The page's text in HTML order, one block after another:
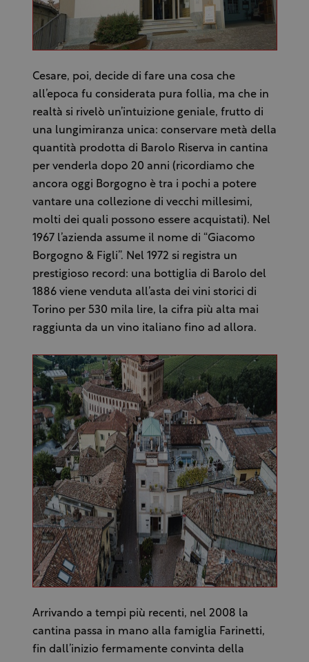
Cesare, poi, decide di fare una cosa che
all’epoca fu considerata pura follia, ma che in
realtà si rivelò un’intuizione geniale, frutto di
una lungimiranza unica: conservare metà della
quantità prodotta di Barolo Riserva in cantina
per venderla dopo 20 anni (ricordiamo che
ancora oggi Borgogno è tra i pochi a potere
vantare una collezione di vecchi millesimi,
molti dei quali possono essere acquistati). Nel
1967 l’azienda assume il nome di “Giacomo
Borgogno & Figli”. Nel 1972 si registra un
prestigioso record: una bottiglia di Barolo del
1886 viene venduta all’asta dei vini storici di
Torino per 530 mila lire, la cifra più alta mai
raggiunta da un vino italiano fino ad allora.
Arrivando a tempi più recenti, nel 2008 la
cantina passa in mano alla famiglia Farinetti,
fin dall’inizio fermamente convinta della